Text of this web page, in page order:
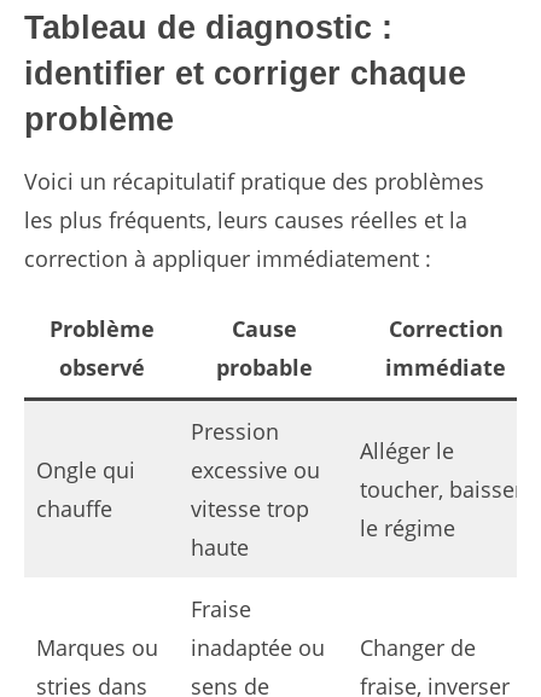
Tableau de diagnostic :
identifier et corriger chaque
problème
Voici un récapitulatif pratique des problèmes
les plus fréquents, leurs causes réelles et la
correction à appliquer immédiatement :
Problème
observé
Cause
probable
Correction
immédiate
Ongle qui
chauffe
Pression
excessive ou
vitesse trop
haute
Alléger le
toucher, baisser
le régime
Marques ou
stries dans
Fraise
inadaptée ou
sens de
Changer de
fraise, inverser